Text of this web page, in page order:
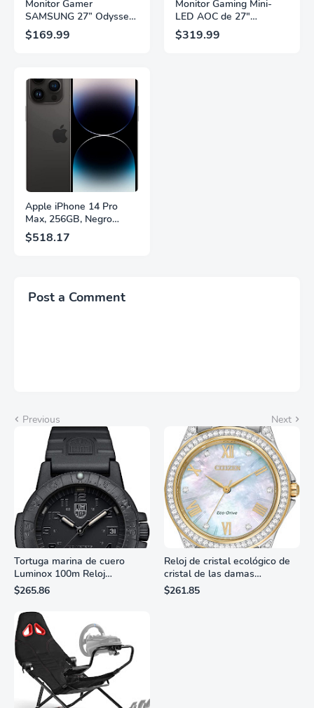
Monitor Gamer
SAMSUNG 27” Odyssey
G5 G53F con Resolución
QHD, HDR10,
Panel IPS, AMD
FreeSync™ Premium,
Ecualizador Negro,
Cambio Automático de
Fuente,
LS27FG532ENXZA
$169.99
Monitor Gaming Mini-
LED AOC de 27"
Pulgadas, QHD
2560×1440, 320Hz, 1ms
$319.99
Apple iPhone 14 Pro
Max, 256GB, Negro
Espacial - Desbloqueado
(Renovado)
$518.17
Post a Comment
Previous Next
Tortuga marina de cuero
Luminox 100m Reloj
analógico de cuarzo
resistente al agua
$265.86
Reloj de cristal ecológico de
cristal de las damas
ciudadanas, 3 manos,
marcadores de números
$261.85